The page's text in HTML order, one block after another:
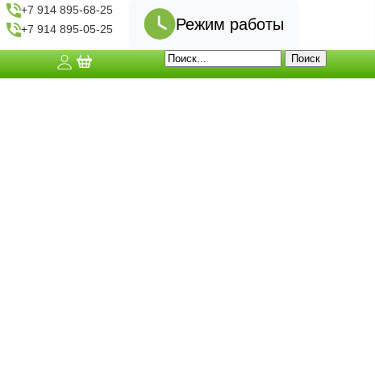
+7 914 895-68-25
+7 914 895-05-25 Режим работы